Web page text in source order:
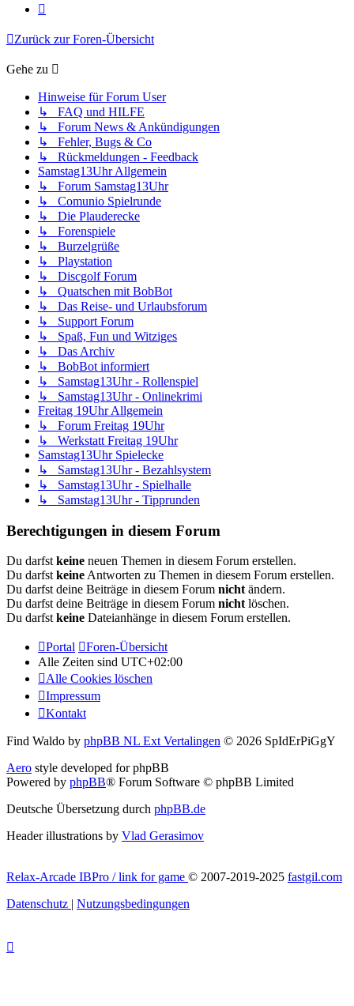
Zurück zur Foren-Übersicht
Gehe zu
Hinweise für Forum User
↳ FAQ und HILFE
↳ Forum News & Ankündigungen
↳ Fehler, Bugs & Co
↳ Rückmeldungen - Feedback
Samstag13Uhr Allgemein
↳ Forum Samstag13Uhr
↳ Comunio Spielrunde
↳ Die Plauderecke
↳ Forenspiele
↳ Burzelgrüße
↳ Playstation
↳ Discgolf Forum
↳ Quatschen mit BobBot
↳ Das Reise- und Urlaubsforum
↳ Support Forum
↳ Spaß, Fun und Witziges
↳ Das Archiv
↳ BobBot informiert
↳ Samstag13Uhr - Rollenspiel
↳ Samstag13Uhr - Onlinekrimi
Freitag 19Uhr Allgemein
↳ Forum Freitag 19Uhr
↳ Werkstatt Freitag 19Uhr
Samstag13Uhr Spielecke
↳ Samstag13Uhr - Bezahlsystem
↳ Samstag13Uhr - Spielhalle
↳ Samstag13Uhr - Tipprunden
Berechtigungen in diesem Forum
Du darfstkeine neuen Themen in diesem Forum erstellen.
Du darfstkeineAntworten zu Themen in diesem Forum erstellen.
Du darfst deine Beiträge in diesem Forum nichtändern.
Du darfst deine Beiträge in diesem Forum nichtlöschen.
Du darfstkeine Dateianhänge in diesem Forum erstellen.
Portal
Foren-Übersicht
Alle Zeiten sind UTC+02:00
Alle Cookies löschen
Impressum
Kontakt
Find Waldo by phpBB NL Ext Vertalingen © 2026 SpIdErPiGgY
Aero style developed for phpBB
Powered by phpBB® Forum Software © phpBB Limited
Deutsche Übersetzung durch phpBB.de
Header illustrations by Vlad Gerasimov
Relax-Arcade IBPro / link for game © 2007-2019-2025 fastgil.com
Datenschutz | Nutzungsbedingungen